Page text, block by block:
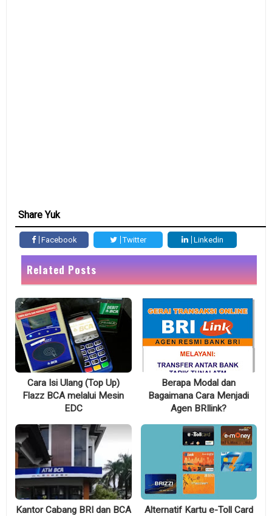
Share Yuk
Facebook Twitter Linkedin
Related Posts
Cara Isi Ulang (Top Up)
Flazz BCA melalui Mesin
EDC
Berapa Modal dan
Bagaimana Cara Menjadi
Agen BRIlink?
Kantor Cabang BRI dan BCA
Alternatif Kartu e-Toll Card